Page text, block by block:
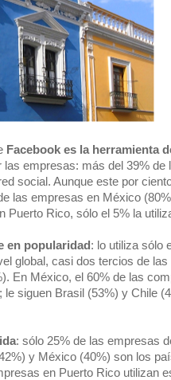
Facebook es la herramienta
las empresas: más del 39% de
social. Aunque este por
las empresas en México
Puerto Rico, sólo el 5% la
en popularidad : lo utiliza sólo
global, casi dos tercios de
En México, el 60% de las
siguen Brasil (53%) y Chile
: sólo 25% de las empresas
y México (40%) son los
en Puerto Rico utilizan